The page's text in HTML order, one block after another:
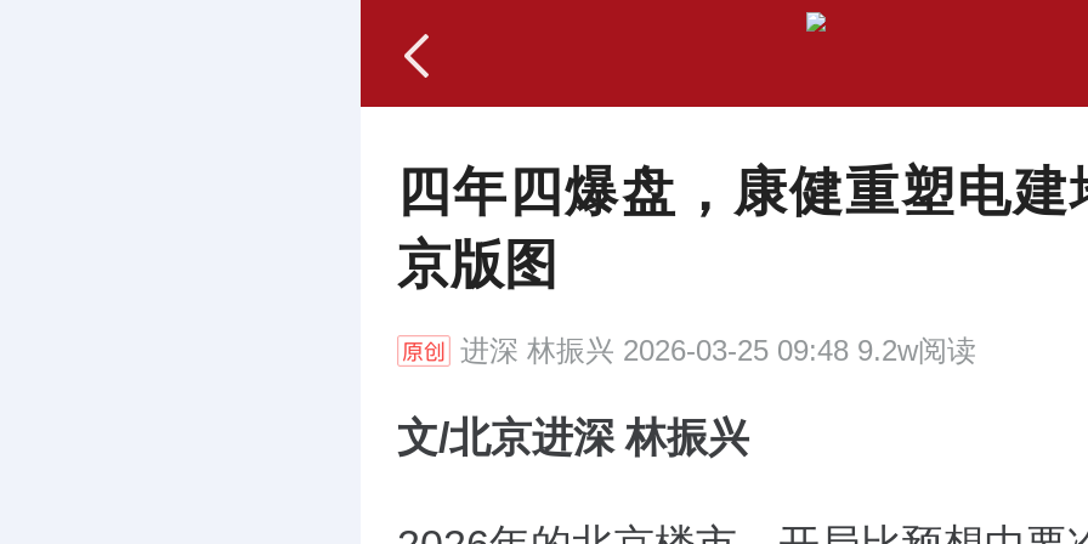
四年四爆盘，康健重塑电建
京版图
进深 林振兴 2026-03-25 09:48 9.2w阅读
文/北京进深 林振兴